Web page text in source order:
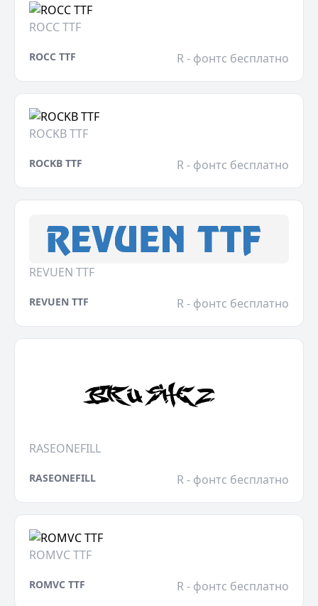
ROCC TTF
ROCC TTF R - фонтс бесплатно
ROCKB TTF
ROCKB TTF R - фонтс бесплатно
REVUEN TTF
REVUEN TTF R - фонтс бесплатно
RASEONEFILL
RASEONEFILL R - фонтс бесплатно
ROMVC TTF
ROMVC TTF R - фонтс бесплатно